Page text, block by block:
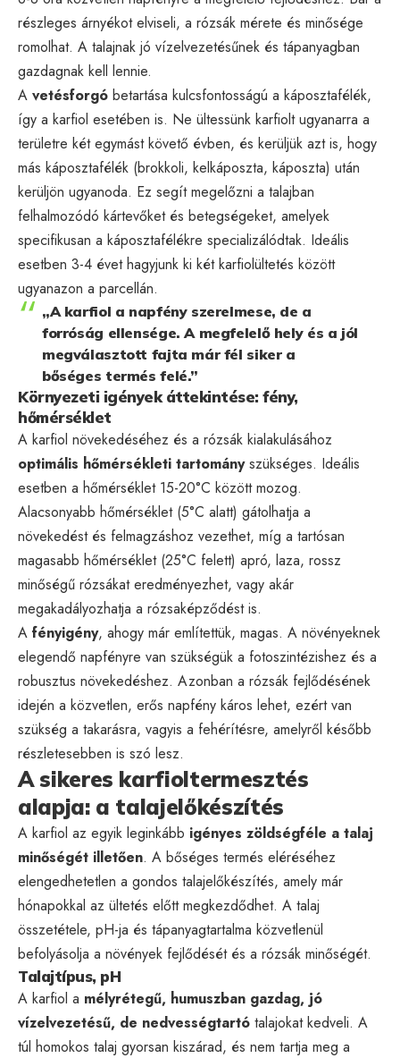
részleges árnyékot elviseli, a rózsák mérete és minősége
romolhat. A talajnak jó vízelvezetésűnek és tápanyagban
gazdagnak kell lennie.
A vetésforgó betartása kulcsfontosságú a káposztafélék,
így a karfiol esetében is. Ne ültessünk karfiolt ugyanarra a
területre két egymást követő évben, és kerüljük azt is, hogy
más káposztafélék (brokkoli, kelkáposzta, káposzta) után
kerüljön ugyanoda. Ez segít megelőzni a talajban
felhalmozódó kártevőket és betegségeket, amelyek
specifikusan a káposztafélékre specializálódtak. Ideális
esetben 3-4 évet hagyjunk ki két karfiolültetés között
ugyanazon a parcellán.
„A karfiol a napfény szerelmese, de a
forróság ellensége. A megfelelő hely és a jól
megválasztott fajta már fél siker a
bőséges termés felé.”
Környezeti igények áttekintése: fény,
hőmérséklet
A karfiol növekedéséhez és a rózsák kialakulásához
optimális hőmérsékleti tartományszükséges. Ideális
esetben a hőmérséklet 15-20°C között mozog.
Alacsonyabb hőmérséklet (5°C alatt) gátolhatja a
növekedést és felmagzáshoz vezethet, míg a tartósan
magasabb hőmérséklet (25°C felett) apró, laza, rossz
minőségű rózsákat eredményezhet, vagy akár
megakadályozhatja a rózsaképződést is.
A fényigény, ahogy már említettük, magas. A növényeknek
elegendő napfényre van szükségük a fotoszintézishez és a
robusztus növekedéshez. Azonban a rózsák fejlődésének
idején a közvetlen, erős napfény káros lehet, ezért van
szükség a takarásra, vagyis a fehérítésre, amelyről később
részletesebben is szó lesz.
A sikeres karfioltermesztés
alapja: a talajelőkészítés
A karfiol az egyik leginkább igényes zöldségféle a talaj
minőségét illetően. A bőséges termés eléréséhez
elengedhetetlen a gondos talajelőkészítés, amely már
hónapokkal az ültetés előtt megkezdődhet. A talaj
összetétele, pH-ja és tápanyagtartalma közvetlenül
befolyásolja a növények fejlődését és a rózsák minőségét.
Talajtípus, pH
A karfiol a mélyrétegű, humuszban gazdag, jó
vízelvezetésű, de nedvességtartó talajokat kedveli. A
túl homokos talaj gyorsan kiszárad, és nem tartja meg a